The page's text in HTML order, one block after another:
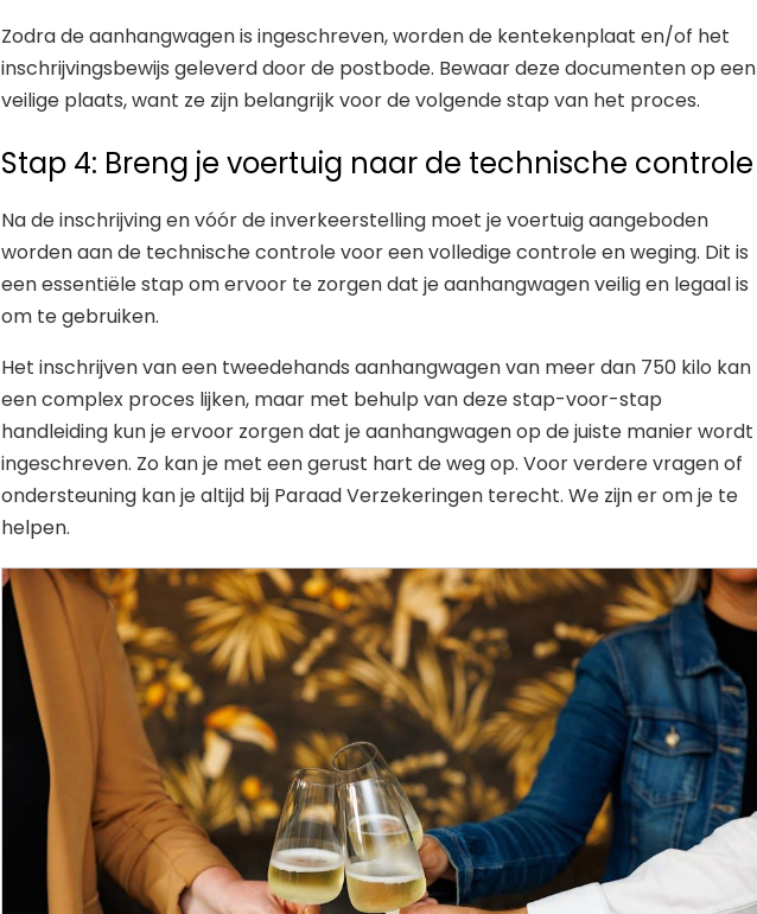
Zodra de aanhangwagen is ingeschreven, worden de kentekenplaat en/of het
inschrijvingsbewijs geleverd door de postbode. Bewaar deze documenten op een
veilige plaats, want ze zijn belangrijk voor de volgende stap van het proces.
Stap 4: Breng je voertuig naar de technische controle
Na de inschrijving en vóór de inverkeerstelling moet je voertuig aangeboden
worden aan de technische controle voor een volledige controle en weging. Dit is
een essentiële stap om ervoor te zorgen dat je aanhangwagen veilig en legaal is
om te gebruiken.
Het inschrijven van een tweedehands aanhangwagen van meer dan 750 kilo kan
een complex proces lijken, maar met behulp van deze stap-voor-stap
handleiding kun je ervoor zorgen dat je aanhangwagen op de juiste manier wordt
ingeschreven. Zo kan je met een gerust hart de weg op. Voor verdere vragen of
ondersteuning kan je altijd bij Paraad Verzekeringen terecht. We zijn er om je te
helpen.